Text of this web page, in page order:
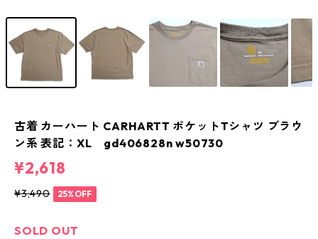
古着 カーハート CARHARTT ポケットTシャツ ブラウ
ン系 表記：XL gd406828n w50730
¥2,618
¥3,490 25%OFF
SOLD OUT